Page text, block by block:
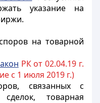
указание на
на товарной
РК от 02.04.19 г.
с 1 июля 2019 г.)
связанных с
товарная